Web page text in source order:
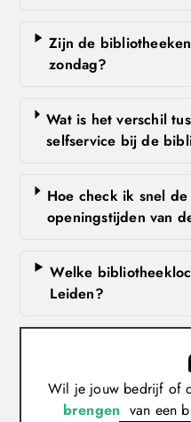
Zijn de
zondag?
Wat is het verschil
selfservice bij de
Hoe check ik snel de
openingstijden van
Welke
Leiden?
Wil je jouw bedrijf of
brengen van een